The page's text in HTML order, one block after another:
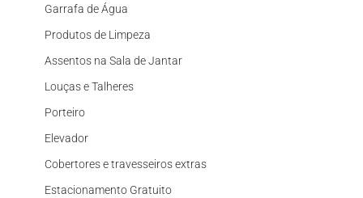
Garrafa de Água
Produtos de Limpeza
Assentos na Sala de Jantar
Louças e Talheres
Porteiro
Elevador
Cobertores e travesseiros extras
Estacionamento Gratuito